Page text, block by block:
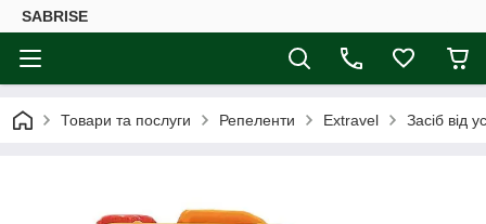
SABRISE
Товари та послуги Репеленти Extravel Засіб від